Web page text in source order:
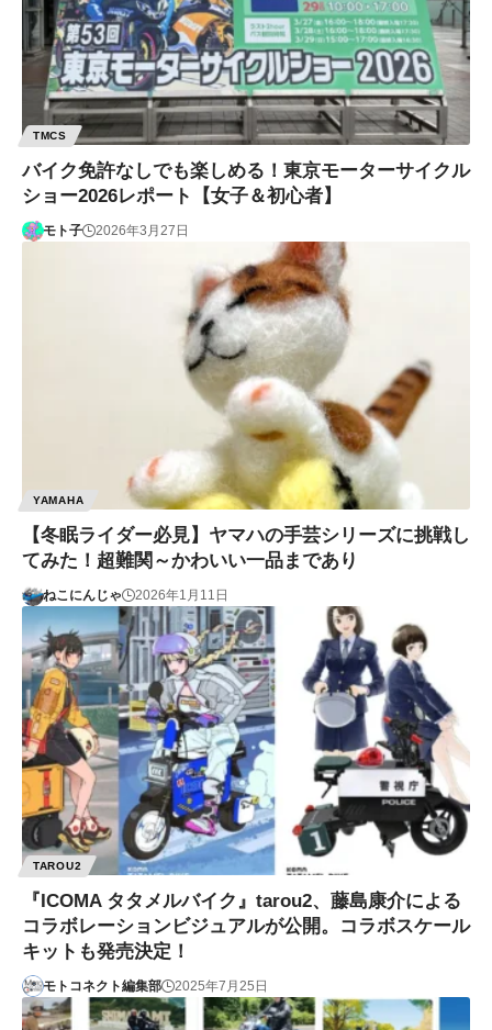
TMCS
バイク免許なしでも楽しめる！東京モーターサイクル
ショー2026レポート【女子＆初心者】
モト子 2026年3月27日
YAMAHA
【冬眠ライダー必見】ヤマハの手芸シリーズに挑戦し
てみた！超難関～かわいい一品まであり
ねこにんじゃ 2026年1月11日
TAROU2
『ICOMA タタメルバイク』tarou2、藤島康介による
コラボレーションビジュアルが公開。コラボスケール
キットも発売決定！
モトコネクト編集部 2025年7月25日